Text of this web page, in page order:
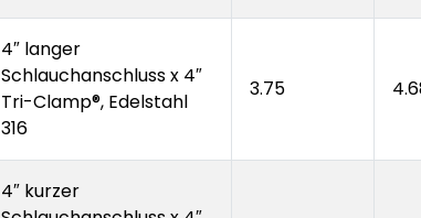
4″ langer
Schlauchanschluss x 4″
Tri-Clamp®, Edelstahl
316
3.75
4″ kurzer